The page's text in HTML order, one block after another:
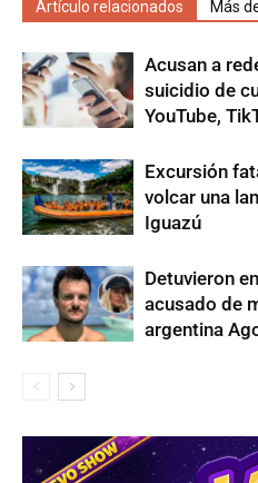
Artículo relacionados Más
Acusan a
suicidio de
YouTube,
Excursión
volcar una
Iguazú
Detuvieron
acusado de
argentina